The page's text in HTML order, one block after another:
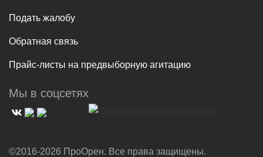
Подать жалобу
Обратная связь
Прайс-листы на предвыборную агитацию
Мы в соцсетях
©2016-2026 ПроОрен. Все права защищены.